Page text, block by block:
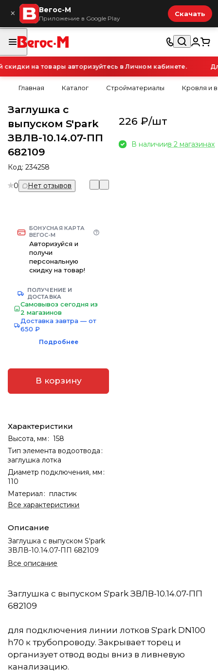
× Вегос-М
Приложение в Google Play
Скачать
на товары авторизуйтесь в Личном кабинете.
Главная Каталог Стройматериалы Кровля и
Заглушка с
выпуском S'park
ЗВЛВ-10.14.07-ПП
682109
Код: 234258
0 Нет отзывов
БОНУСНАЯ КАРТА
ВЕГОС-М
Авторизуйся и
получи
персональную
скидку на товар!
ПОЛУЧЕНИЕ И
ДОСТАВКА
Самовывоз сегодня из
2 магазинов
Доставка завтра — от
650 ₽
Подробнее
В корзину
Характеристики
Высота, мм : 158
Тип элемента водоотвода :
заглушка лотка
Диаметр подключения, мм :
110
Материал : пластик
Все характеристики
Описание
Заглушка с выпуском S'park
ЗВЛВ-10.14.07-ПП 682109
Все описание
226 ₽/шт
В наличиив 2 магазинах
Заглушка с выпуском S'park ЗВЛВ-10.14.07-ПП
682109
для подключения линии лотков S'park DN100
h70 к трубопроводу. Закрывает торец и
организует отвод воды вниз в ливневую
канализацию.